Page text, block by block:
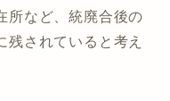
所など、統廃合後の
されていると考え